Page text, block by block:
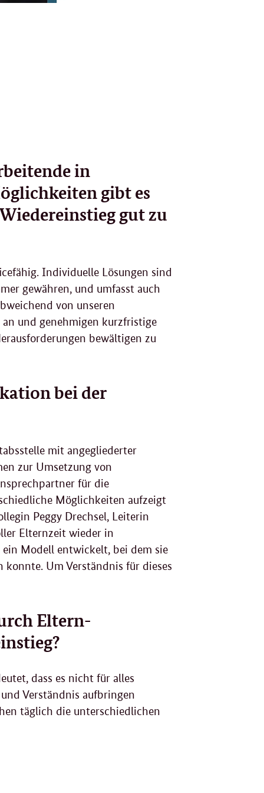
in
gibt es
gut zu
efähig. Individuelle Lösungen sind
gewähren, und umfasst auch
von unseren
und genehmigen kurzfristige
bewältigen zu
bei der
mit angegliederter
zur Umsetzung von
für die
Möglichkeiten aufzeigt
Peggy Drechsel, Leiterin
Elternzeit wieder in
Modell entwickelt, bei dem sie
Um Verständnis für dieses
Eltern-
dass es nicht für alles
Verständnis aufbringen
täglich die unterschiedlichen